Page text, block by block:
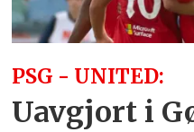
PSG - UNITED:
Uavgjort i